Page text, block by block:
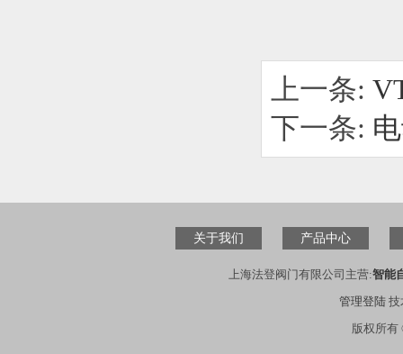
上一条:
下一条:
关于我们 产品中心
上海法登阀门有限公司主营:智能
管理登陆技
版权所